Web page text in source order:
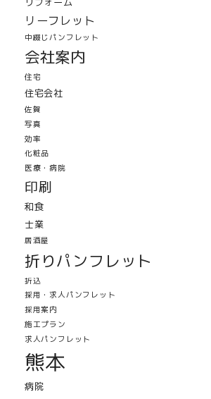
リーフレット
中綴じパンフレット
会社案内
住宅
住宅会社
佐賀
写真
効率
化粧品
医療・病院
印刷
和食
士業
居酒屋
折りパンフレット
折込
採用・求人パンフレット
採用案内
施工プラン
求人パンフレット
熊本
病院